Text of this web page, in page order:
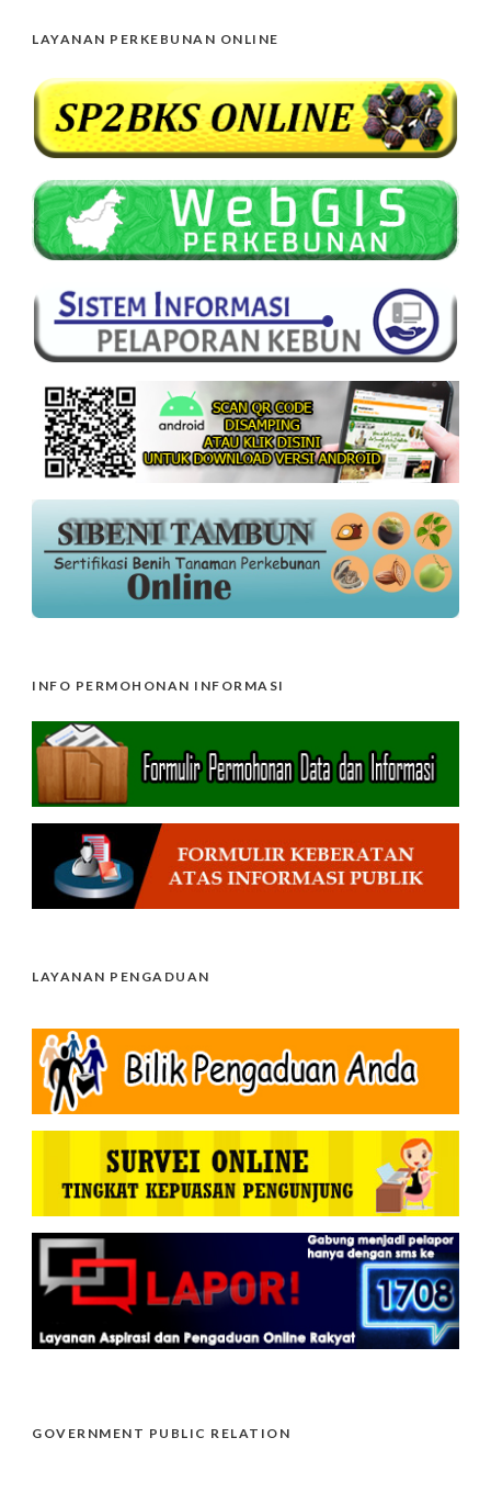
LAYANAN PERKEBUNAN ONLINE
INFO PERMOHONAN INFORMASI
LAYANAN PENGADUAN
GOVERNMENT PUBLIC RELATION